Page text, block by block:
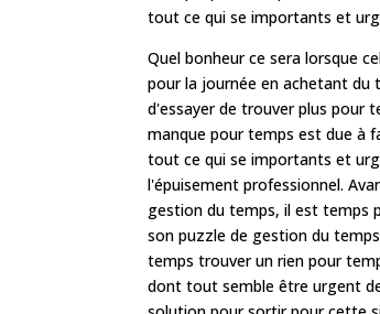
tout ce qui se importants et
Quel bonheur ce sera lorsque
pour la journée en achetant du
d'essayer de trouver plus pour
manque pour temps est due à
tout ce qui se importants et
l'épuisement professionnel.
gestion du temps, il est temps
son puzzle de gestion du
temps trouver un rien pour
dont tout semble être urgent